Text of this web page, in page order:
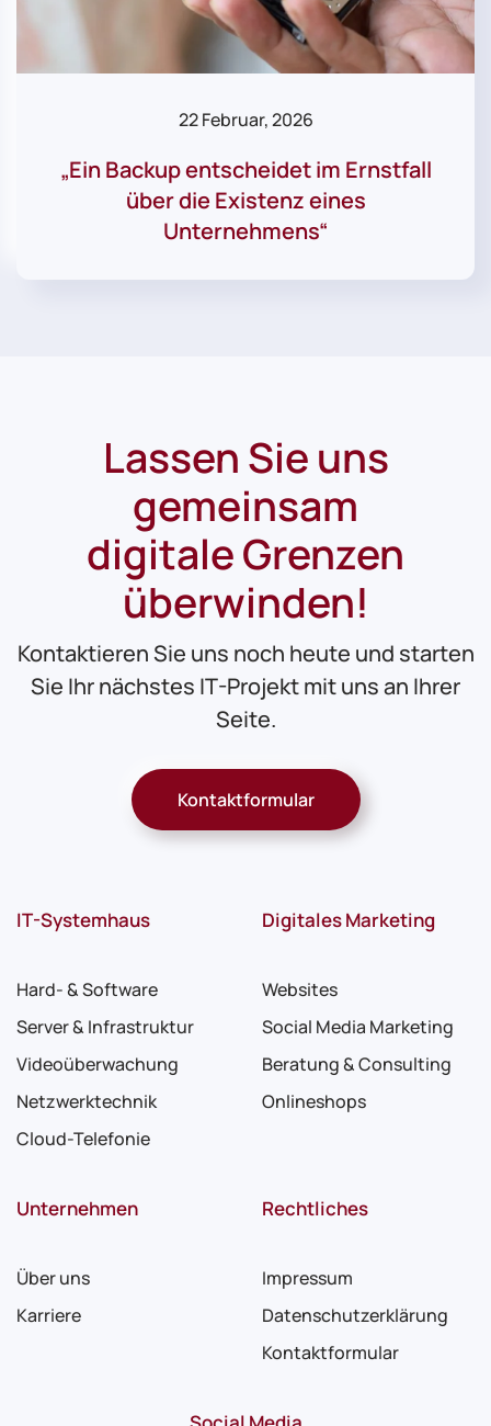
22 Februar, 2026
„Ein Backup entscheidet im Ernstfall
über die Existenz eines
Unternehmens“
Lassen Sie uns
gemeinsam
digitale Grenzen
überwinden!
Kontaktieren Sie uns noch heute und starten
Sie Ihr nächstes IT-Projekt mit uns an Ihrer
Seite.
Kontaktformular
IT-Systemhaus
Hard- & Software
Server & Infrastruktur
Videoüberwachung
Netzwerktechnik
Cloud-Telefonie
Digitales Marketing
Websites
Social Media Marketing
Beratung & Consulting
Onlineshops
Unternehmen
Über uns
Karriere
Rechtliches
Impressum
Datenschutzerklärung
Kontaktformular